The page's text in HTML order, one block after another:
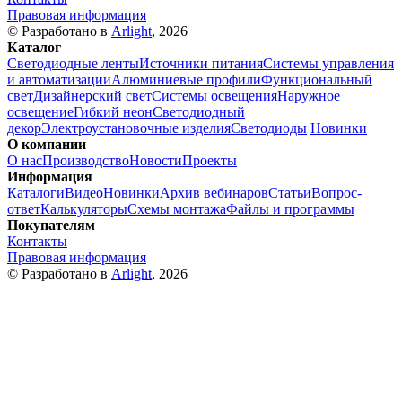
Правовая информация
© Разработано в Arlight, 2026
Каталог
Светодиодные лентыИсточники питанияСистемы управления
и автоматизацииАлюминиевые профилиФункциональный
светДизайнерский светСистемы освещенияНаружное
освещениеГибкий неонСветодиодный
декорЭлектроустановочные изделияСветодиоды Новинки
О компании
О насПроизводствоНовостиПроекты
Информация
КаталогиВидеоНовинкиАрхив вебинаровСтатьиВопрос-
ответКалькуляторыСхемы монтажаФайлы и программы
Покупателям
Контакты
Правовая информация
© Разработано в Arlight, 2026